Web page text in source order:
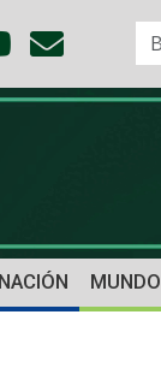
NACIÓN MUNDO